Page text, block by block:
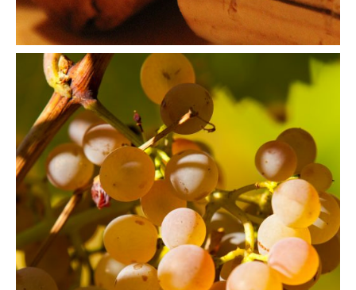
LA BIODYNAMIE PERMET D’OUVRIR LES YEUX ET INVITE À
REGARDER CE QUI SE PASSE AUTOUR DE SOI